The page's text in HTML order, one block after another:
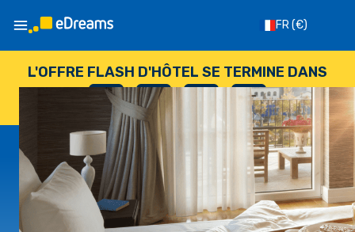
FR(€)
L'OFFRE FLASH D'HÔTEL SE TERMINE DANS
--
JOURS
: --
HEURES
: --
SECONDES